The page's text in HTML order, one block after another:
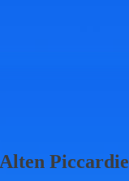
Alten Piccardie